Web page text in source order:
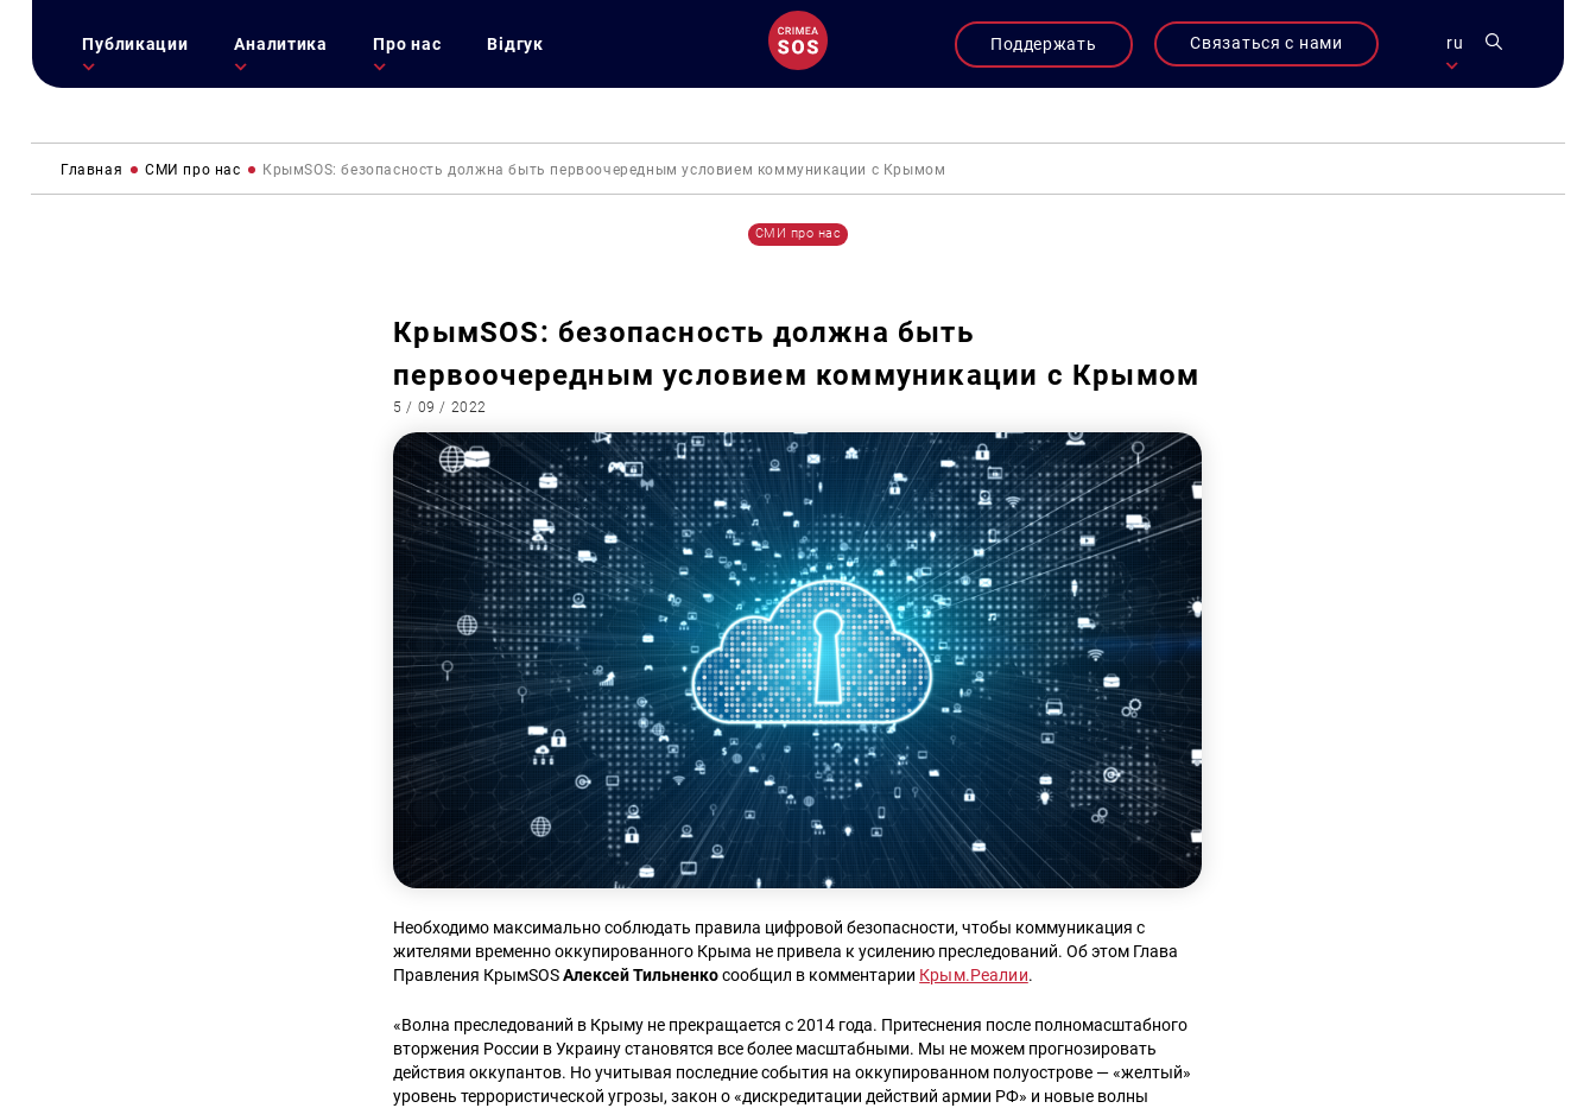
Публикации Аналитика Про нас Відгук Поддержать Связаться с нами ru
Главная СМИ про нас КрымSOS: безопасность должна быть первоочередным условием коммуникации с Крымом
СМИ про нас
КрымSOS: безопасность должна быть
первоочередным условием коммуникации с Крымом
5 / 09 / 2022
Необходимо максимально соблюдать правила цифровой безопасности, чтобы коммуникация с
жителями временно оккупированного Крыма не привела к усилению преследований. Об этом Глава
Правления КрымSOSАлексей Тильненкосообщил в комментарии Крым.Реалии.
«Волна преследований в Крыму не прекращается с 2014 года. Притеснения после полномасштабного
вторжения России в Украину становятся все более масштабными. Мы не можем прогнозировать
действия оккупантов. Но учитывая последние события на оккупированном полуострове — «желтый»
уровень террористической угрозы, закон о «дискредитации действий армии РФ» и новые волны